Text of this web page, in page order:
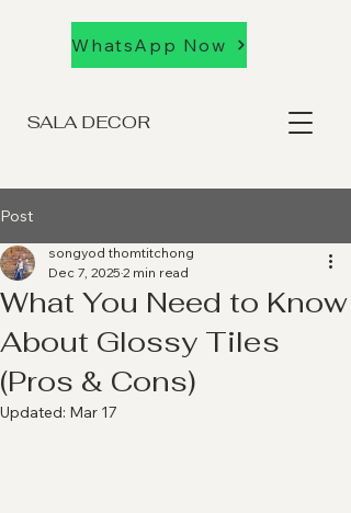
SALA DECOR
WhatsApp Now
Post
What You Need to Know
About Glossy Tiles
(Pros & Cons)
songyod thomtitchong
Dec 7, 2025 2 min read
Updated: Mar 17